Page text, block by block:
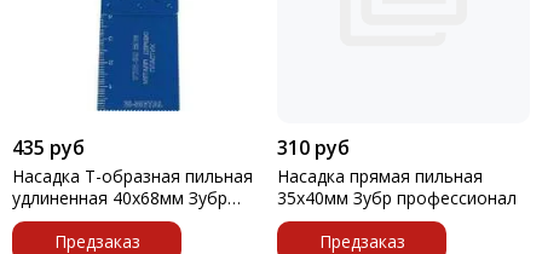
435 руб
Насадка Т-образная пильная
удлиненная 40х68мм Зубр
профессионал
Предзаказ
310 руб
Насадка прямая пильная
35х40мм Зубр профессионал
Предзаказ